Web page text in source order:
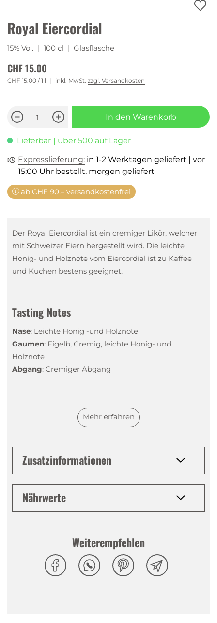
Royal Eiercordial
15% Vol. | 100 cl | Glasflasche
CHF 15.00
CHF 15.00 / 1 l inkl. MwSt. zzgl. Versandkosten
In den Warenkorb
Lieferbar | über 500 auf Lager
Expresslieferung: in 1-2 Werktagen geliefert | vor
15:00 Uhr bestellt, morgen geliefert
ab CHF 90.– versandkostenfrei
Der Royal Eiercordial ist ein cremiger Likör, welcher
mit Schweizer Eiern hergestellt wird. Die leichte
Honig- und Holznote vom Eiercordial ist zu Kaffee
und Kuchen bestens geeignet.
Tasting Notes
Nase: Leichte Honig -und Holznote
Gaumen: Eigelb, Cremig, leichte Honig- und
Holznote
Abgang: Cremiger Abgang
Mehr erfahren
Zusatzinformationen
Nährwerte
Weiterempfehlen